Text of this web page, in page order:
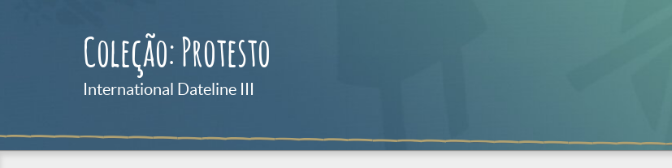
Coleção: Protesto
International Dateline III